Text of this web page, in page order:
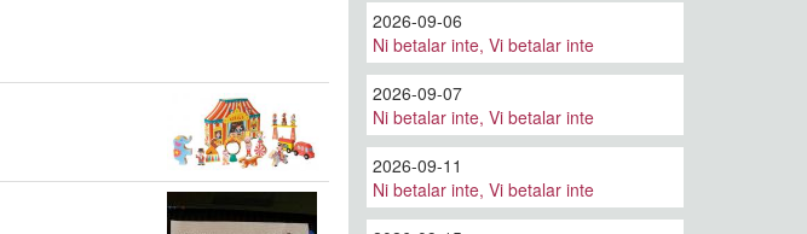
2026-09-06
Ni betalar inte, Vi betalar inte
2026-09-07
Ni betalar inte, Vi betalar inte
2026-09-11
Ni betalar inte, Vi betalar inte